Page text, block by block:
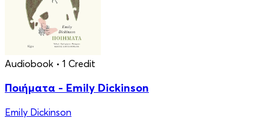
Audiobook • 1 Credit
Ποιήματα - Emily Dickinson
Emily Dickinson